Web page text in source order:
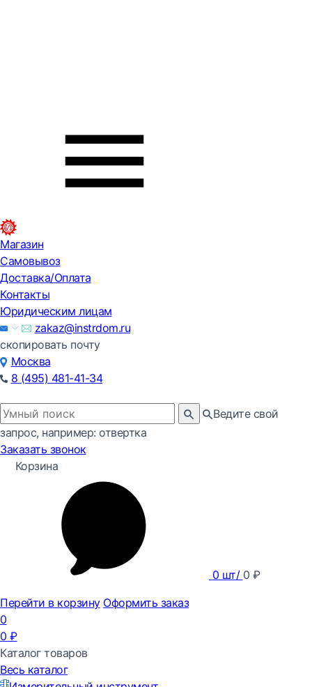
Магазин
Самовывоз
Доставка/Оплата
Контакты
Юридическим лицам
zakaz@instrdom.ru
скопировать почту
Москва
8 (495) 481-41-34
Ведите свой
запрос, например: отвертка
Заказать звонок
Корзина
0 шт/ 0 ₽
Перейти в корзину Оформить заказ
0
0 ₽
Каталог товаров
Весь каталог